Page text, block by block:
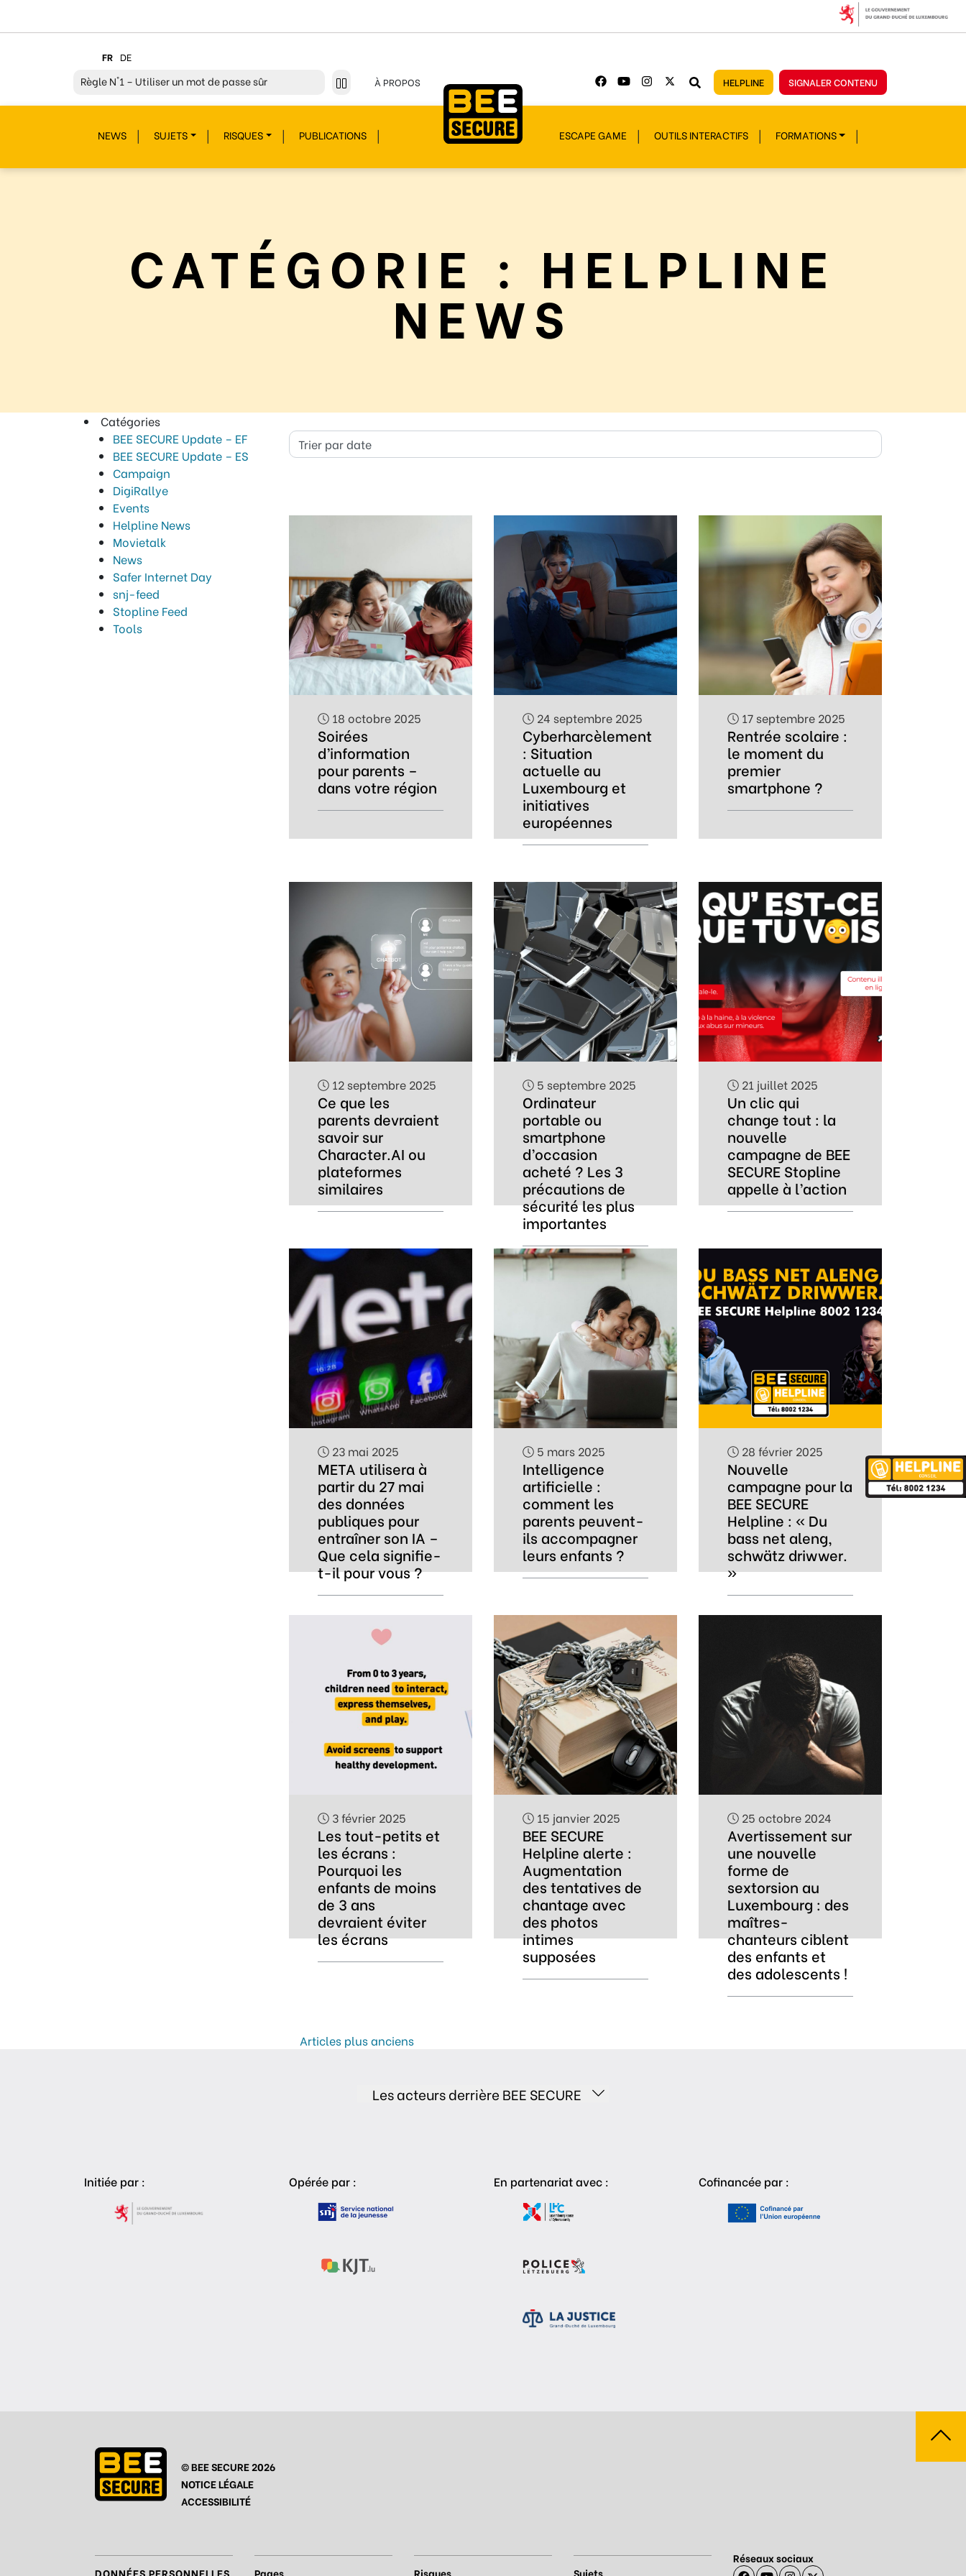
FR DE
RègleN°2 – Réfléchir avant de cliquer !
RègleN°3 – Réfléchir à ce que l’on publie
RègleN°4 – Respecter les autres
RègleN°5 – Se protéger du piratage
N°8 – Protéger sa vie privée
N°9 – Savoir s’accorder une pause
À PROPOS HELPLINE SIGNALER CONTENU
NEWS SUJETS RISQUES PUBLICATIONS ESCAPE GAME OUTILS INTERACTIFS FORMATIONS
CATÉGORIE : HELPLINE
NEWS
Catégories
BEE SECURE Update – EF
BEE SECURE Update – ES
Campaign
DigiRallye
Events
Helpline News
Movietalk
News
Safer Internet Day
snj-feed
Stopline Feed
Tools
18 octobre 2025
Soirées
d’information
pour parents –
dans votre région
24 septembre 2025
Cyberharcèlement
: Situation
actuelle au
Luxembourg et
initiatives
européennes
17 septembre 2025
Rentrée scolaire :
le moment du
premier
smartphone ?
12 septembre 2025
Ce que les
parents devraient
savoir sur
Character.AI ou
plateformes
similaires
5 septembre 2025
Ordinateur
portable ou
smartphone
d’occasion
acheté ? Les 3
précautions de
sécurité les plus
importantes
21 juillet 2025
Un clic qui
change tout : la
nouvelle
campagne de BEE
SECURE Stopline
appelle à l’action
23 mai 2025
META utilisera à
partir du 27 mai
des données
publiques pour
entraîner son IA –
Que cela signifie-
t-il pour vous ?
5 mars 2025
Intelligence
artificielle :
comment les
parents peuvent-
ils accompagner
leurs enfants ?
28 février 2025
Nouvelle
campagne pour la
BEE SECURE
Helpline : « Du
bass net aleng,
schwätz driwwer.
»
3 février 2025
Les tout-petits et
les écrans :
Pourquoi les
enfants de moins
de 3 ans
devraient éviter
les écrans
15 janvier 2025
BEE SECURE
Helpline alerte :
Augmentation
des tentatives de
chantage avec
des photos
intimes
supposées
25 octobre 2024
Avertissement sur
une nouvelle
forme de
sextorsion au
Luxembourg : des
maîtres-
chanteurs ciblent
des enfants et
des adolescents !
Navigation des articles
Articles plus anciens
Les acteurs derrière BEE SECURE
Initiée par : Opérée par : En partenariat avec : Cofinancée par :
© BEE SECURE 2026
NOTICE LÉGALE
ACCESSIBILITÉ
DONNÉES PERSONNELLES Pages Risques Sujets
Réseaux sociaux